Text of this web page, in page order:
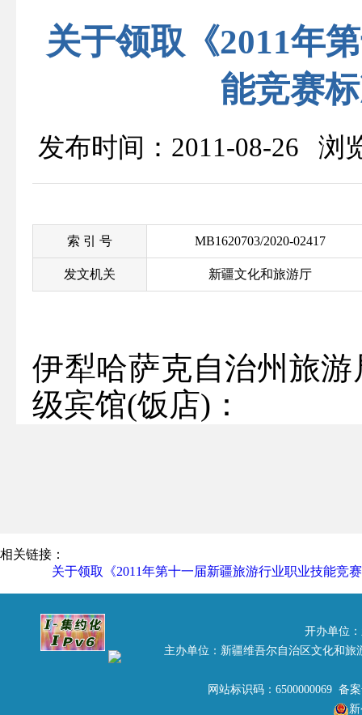
关于领取《2011年
能竞赛
发布时间：2011-08-26 浏
索 引 号 MB1620703/2020-02417
发文机关 新疆文化和旅游厅
伊犁哈萨克自治州旅
级宾馆(饭店)：
评分标准，由自治区
委员会审核通过的《
技能竞赛标准汇编》
取，做好赛前准备工作
发放办法：
相关链接：
关于领取《2011年第十一届新疆旅游行业职业技能竞
开办单位
主办单位：新疆维吾尔自治区文化和
网站标识码：6500000069 备